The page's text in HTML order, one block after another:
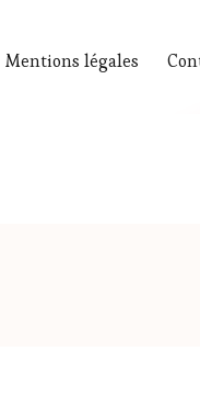
Mentions légales